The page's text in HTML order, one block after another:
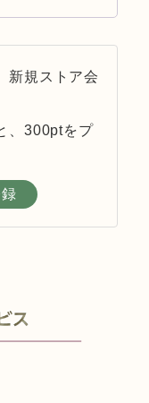
新規ストア会
、300ptをプ